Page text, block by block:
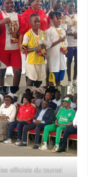
les officiels du tournoi